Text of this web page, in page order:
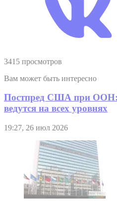
3415 просмотров
Вам может быть интересно
Постпред США при ООН:
ведутся на всех уровнях
19:27, 26 июл 2026